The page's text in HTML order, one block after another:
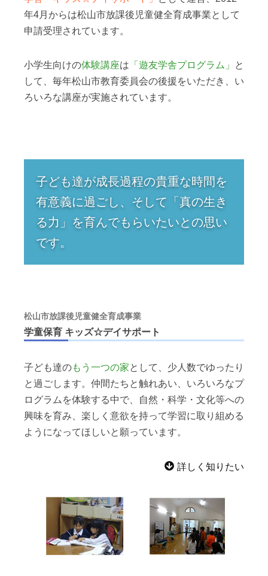
年4月からは松山市放課後児童健全育成事業として
申請受理されています。
小学生向けの体験講座は 「遊友学舎プログラム」
と
して、毎年松山市教育委員会の後援をいただき、い
ろいろな講座が実施されています。
子ども達が成長過程の貴重な時間を
有意義に過ごし、そして「真の生き
る力」を育んでもらいたいとの思い
です。
学童保育 キッズ☆デイサポート
松山市放課後児童健全育成事業
子ども達のもう一つの家として、少人数でゆったり
と過ごします。仲間たちと触れあい、いろいろなプ
ログラムを体験する中で、自然・科学・文化等への
興味を育み、楽しく意欲を持って学習に取り組める
ようになってほしいと願っています。
詳しく知りたい